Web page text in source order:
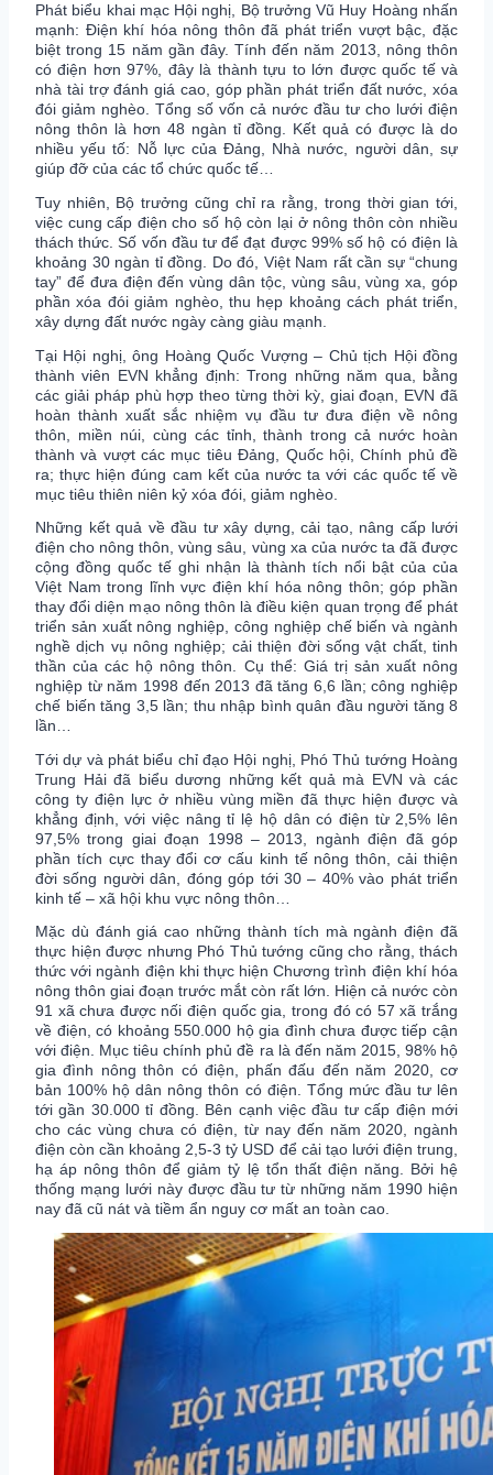
Phát biểu khai mạc Hội nghị, Bộ trưởng Vũ Huy Hoàng nhấn
mạnh: Điện khí hóa nông thôn đã phát triển vượt bậc, đặc
biệt trong 15 năm gần đây. Tính đến năm 2013, nông thôn
có điện hơn 97%, đây là thành tựu to lớn được quốc tế và
nhà tài trợ đánh giá cao, góp phần phát triển đất nước, xóa
đói giảm nghèo. Tổng số vốn cả nước đầu tư cho lưới điện
nông thôn là hơn 48 ngàn tỉ đồng. Kết quả có được là do
nhiều yếu tố: Nỗ lực của Đảng, Nhà nước, người dân, sự
giúp đỡ của các tổ chức quốc tế…
Tuy nhiên, Bộ trưởng cũng chỉ ra rằng, trong thời gian tới,
việc cung cấp điện cho số hộ còn lại ở nông thôn còn nhiều
thách thức. Số vốn đầu tư để đạt được 99% số hộ có điện là
khoảng 30 ngàn tỉ đồng. Do đó, Việt Nam rất cần sự “chung
tay” để đưa điện đến vùng dân tộc, vùng sâu, vùng xa, góp
phần xóa đói giảm nghèo, thu hẹp khoảng cách phát triển,
xây dựng đất nước ngày càng giàu mạnh.
Tại Hội nghị, ông Hoàng Quốc Vượng – Chủ tịch Hội đồng
thành viên EVN khẳng định: Trong những năm qua, bằng
các giải pháp phù hợp theo từng thời kỳ, giai đoạn, EVN đã
hoàn thành xuất sắc nhiệm vụ đầu tư đưa điện về nông
thôn, miền núi, cùng các tỉnh, thành trong cả nước hoàn
thành và vượt các mục tiêu Đảng, Quốc hội, Chính phủ đề
ra; thực hiện đúng cam kết của nước ta với các quốc tế về
mục tiêu thiên niên kỷ xóa đói, giảm nghèo.
Những kết quả về đầu tư xây dựng, cải tạo, nâng cấp lưới
điện cho nông thôn, vùng sâu, vùng xa của nước ta đã được
cộng đồng quốc tế ghi nhận là thành tích nổi bật của của
Việt Nam trong lĩnh vực điện khí hóa nông thôn; góp phần
thay đổi diện mạo nông thôn là điều kiện quan trọng để phát
triển sản xuất nông nghiệp, công nghiệp chế biến và ngành
nghề dịch vụ nông nghiệp; cải thiện đời sống vật chất, tinh
thần của các hộ nông thôn. Cụ thể: Giá trị sản xuất nông
nghiệp từ năm 1998 đến 2013 đã tăng 6,6 lần; công nghiệp
chế biến tăng 3,5 lần; thu nhập bình quân đầu người tăng 8
lần…
Tới dự và phát biểu chỉ đạo Hội nghị, Phó Thủ tướng Hoàng
Trung Hải đã biểu dương những kết quả mà EVN và các
công ty điện lực ở nhiều vùng miền đã thực hiện được và
khẳng định, với việc nâng tỉ lệ hộ dân có điện từ 2,5% lên
97,5% trong giai đoạn 1998 – 2013, ngành điện đã góp
phần tích cực thay đổi cơ cấu kinh tế nông thôn, cải thiện
đời sống người dân, đóng góp tới 30 – 40% vào phát triển
kinh tế – xã hội khu vực nông thôn…
Mặc dù đánh giá cao những thành tích mà ngành điện đã
thực hiện được nhưng Phó Thủ tướng cũng cho rằng, thách
thức với ngành điện khi thực hiện Chương trình điện khí hóa
nông thôn giai đoạn trước mắt còn rất lớn. Hiện cả nước còn
91 xã chưa được nối điện quốc gia, trong đó có 57 xã trắng
về điện, có khoảng 550.000 hộ gia đình chưa được tiếp cận
với điện. Mục tiêu chính phủ đề ra là đến năm 2015, 98% hộ
gia đình nông thôn có điện, phấn đấu đến năm 2020, cơ
bản 100% hộ dân nông thôn có điện. Tổng mức đầu tư lên
tới gần 30.000 tỉ đồng. Bên cạnh việc đầu tư cấp điện mới
cho các vùng chưa có điện, từ nay đến năm 2020, ngành
điện còn cần khoảng 2,5-3 tỷ USD để cải tạo lưới điện trung,
hạ áp nông thôn để giảm tỷ lệ tổn thất điện năng. Bởi hệ
thống mạng lưới này được đầu tư từ những năm 1990 hiện
nay đã cũ nát và tiềm ẩn nguy cơ mất an toàn cao.